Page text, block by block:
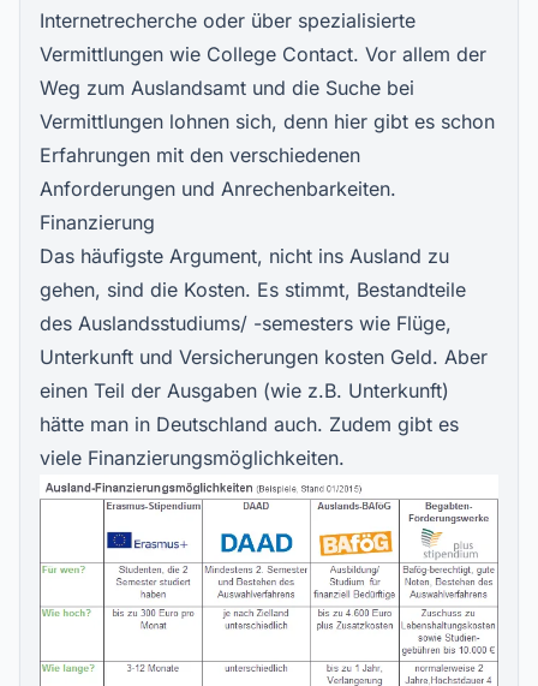
Internetrecherche oder über spezialisierte
Vermittlungen wie College Contact. Vor allem der
Weg zum Auslandsamt und die Suche bei
Vermittlungen lohnen sich, denn hier gibt es schon
Erfahrungen mit den verschiedenen
Anforderungen und Anrechenbarkeiten.
Finanzierung
Das häufigste Argument, nicht ins Ausland zu
gehen, sind die Kosten. Es stimmt, Bestandteile
des Auslandsstudiums/ -semesters wie Flüge,
Unterkunft und Versicherungen kosten Geld. Aber
einen Teil der Ausgaben (wie z.B. Unterkunft)
hätte man in Deutschland auch. Zudem gibt es
viele Finanzierungsmöglichkeiten.